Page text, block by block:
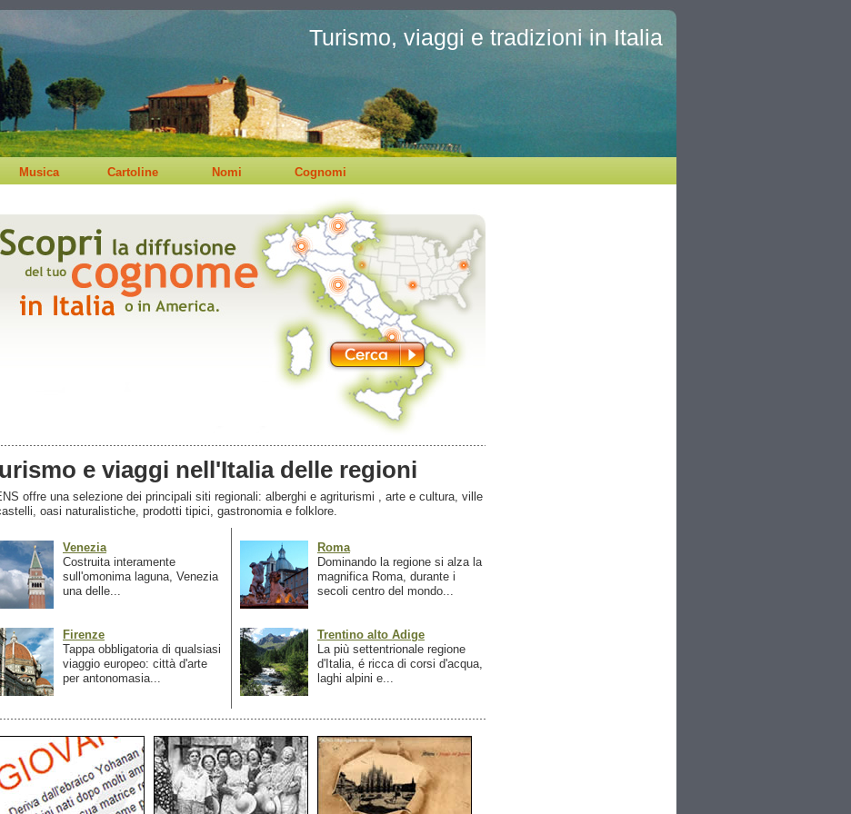
Turismo, viaggi e tradizioni in Italia
Musica Cartoline Nomi Cognomi
e viaggi nell'Italia delle regioni
offre una selezione dei principali siti regionali: alberghi e agriturismi , arte e cultura, ville
oasi naturalistiche, prodotti tipici, gastronomia e folklore.
Venezia
Costruita interamente
sull'omonima laguna, Venezia
una delle...
Firenze
Tappa obbligatoria di qualsiasi
viaggio europeo: città d'arte
per antonomasia...
Roma
Dominando la regione si alza la
magnifica Roma, durante i
secoli centro del mondo...
Trentino alto Adige
La più settentrionale regione
d'Italia, é ricca di corsi d'acqua,
laghi alpini e...